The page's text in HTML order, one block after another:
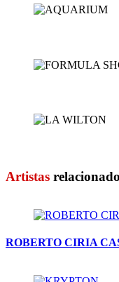
Artistas
ROBERTO CIRIA